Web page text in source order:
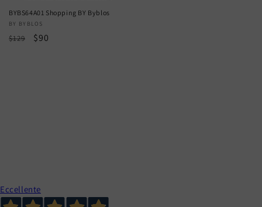
BYBS64A01 Shopping BY Byblos
Vendor:
BY BYBLOS
Regular
$129
Sale
$90
Eccellente